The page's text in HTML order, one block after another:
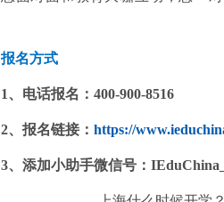
报名方式
1、电话报名： 400-900-8516
2、报名链接： https://
3、添加小助手微信号：